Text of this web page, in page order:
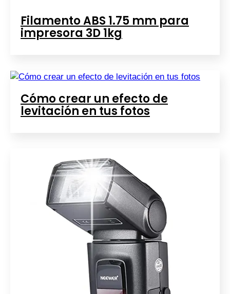
Filamento ABS 1.75 mm para
impresora 3D 1kg
Cómo crear un efecto de
levitación en tus fotos